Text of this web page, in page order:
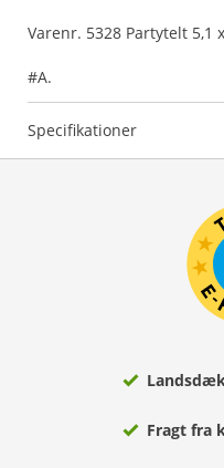
Varenr. 5328 Partytelt 5,1
#A.
Specifikationer
Fragt fra